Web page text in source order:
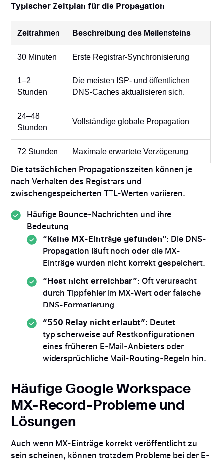
Typischer Zeitplan für die Propagation
Zeitrahmen Beschreibung des Meilensteins
30 Minuten Erste Registrar-Synchronisierung
1–2
Stunden
Die meisten ISP- und öffentlichen
DNS-Caches aktualisieren sich.
24–48
Stunden
Vollständige globale Propagation
72 Stunden Maximale erwartete Verzögerung
Die tatsächlichen Propagationszeiten können je
nach Verhalten des Registrars und
zwischengespeicherten TTL-Werten variieren.
Häufige Bounce-Nachrichten und ihre
Bedeutung
“Keine MX-Einträge gefunden”: Die DNS-
Propagation läuft noch oder die MX-
Einträge wurden nicht korrekt gespeichert.
“Host nicht erreichbar”: Oft verursacht
durch Tippfehler im MX-Wert oder falsche
DNS-Formatierung.
“550 Relay nicht erlaubt”: Deutet
typischerweise auf Restkonfigurationen
eines früheren E-Mail-Anbieters oder
widersprüchliche Mail-Routing-Regeln hin.
Häufige Google Workspace
MX-Record-Probleme und
Lösungen
Auch wenn MX-Einträge korrekt veröffentlicht zu
sein scheinen, können trotzdem Probleme bei der E-